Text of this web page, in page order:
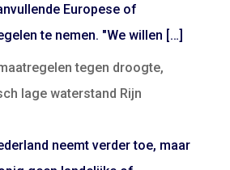
Europese of
te nemen. "We willen […]
tegen droogte,
lage waterstand Rijn
neemt verder toe, maar